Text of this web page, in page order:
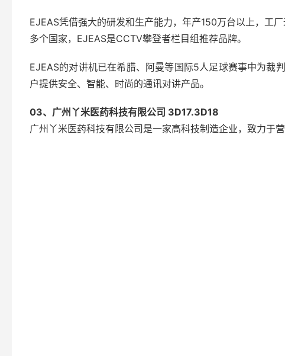
EJEAS凭借强大的研发和生产能力，年产150万台以上，工
多个国家，EJEAS是CCTV攀登者栏目组推荐品牌。
EJEAS的对讲机已在希腊、阿曼等国际5人足球赛事中为裁
户提供安全、智能、时尚的通讯对讲产品。
03、广州丫米医药科技有限公司 3D17.3D18
广州丫米医药科技有限公司是一家高科技制造企业，致力于